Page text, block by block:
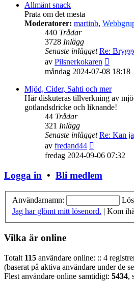
inlägget
Allmänt snack
Prata om det mesta
Moderatorer: martinb,
440 Trådar
3728 Inlägg
Senaste inlägget Re:
av Pilsnerkokaren
till
senaste
inlägget
måndag 2024-07-08 18:18
Mjöd, Cider, Sahti och mer
Här diskuteras tillverkning av
gotlandsdricke och liknande!
44 Trådar
321 Inlägg
Senaste inlägget Re: Kan
av fredand44
till
inlägget
fredag 2024-09-06 07:32
Logga in • Bli medlem
Användarnamn:
Jag har glömt mitt lösenord. | Kom
Vilka är online
Totalt 115 användare online: :: 4
(baserat på aktiva användare under de
Flest användare online samtidigt: 5434,